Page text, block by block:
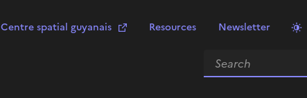
Centre spatial guyanais Resources Newsletter
Search